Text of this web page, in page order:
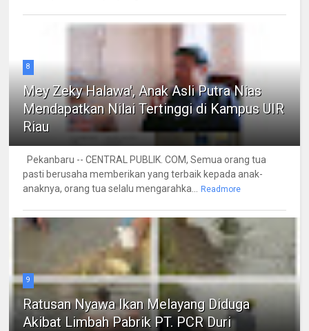
8
Mey Zeky Halawa', Anak Asli Putra Nias
Mendapatkan Nilai Tertinggi di Kampus UIR
Riau
Pekanbaru -- CENTRAL PUBLIK. COM, Semua orang tua
pasti berusaha memberikan yang terbaik kepada anak-
anaknya, orang tua selalu mengarahka...
Readmore
9
Ratusan Nyawa Ikan Melayang Diduga
Akibat Limbah Pabrik PT. PCR Duri